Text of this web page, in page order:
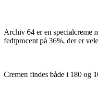
Archiv 64 er en specialcreme
fedtprocent på 36%, der er
Cremen findes både i 180 og